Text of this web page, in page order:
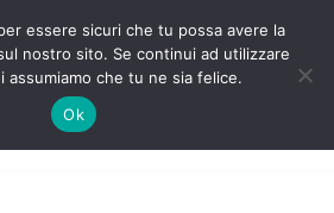
essere sicuri che tu possa avere la
nostro sito. Se continui ad utilizzare
assumiamo che tu ne sia felice.
Ok